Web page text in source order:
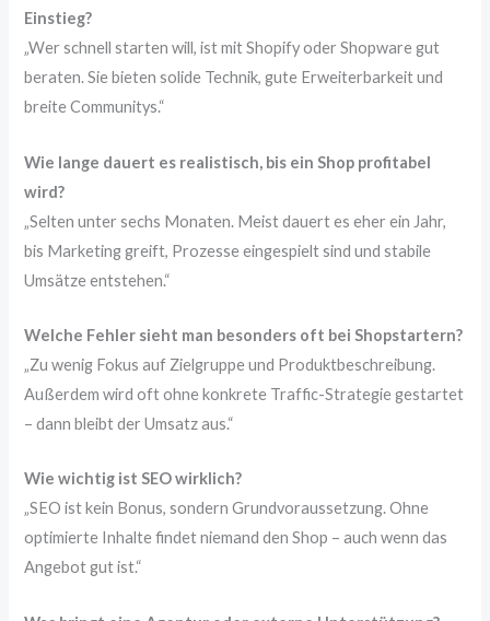
Einstieg?
„Wer schnell starten will, ist mit Shopify oder Shopware gut
beraten. Sie bieten solide Technik, gute Erweiterbarkeit und
breite Communitys.“
Wie lange dauert es realistisch, bis ein Shop profitabel
wird?
„Selten unter sechs Monaten. Meist dauert es eher ein Jahr,
bis Marketing greift, Prozesse eingespielt sind und stabile
Umsätze entstehen.“
Welche Fehler sieht man besonders oft bei Shopstartern?
„Zu wenig Fokus auf Zielgruppe und Produktbeschreibung.
Außerdem wird oft ohne konkrete Traffic-Strategie gestartet
– dann bleibt der Umsatz aus.“
Wie wichtig ist SEO wirklich?
„SEO ist kein Bonus, sondern Grundvoraussetzung. Ohne
optimierte Inhalte findet niemand den Shop – auch wenn das
Angebot gut ist.“